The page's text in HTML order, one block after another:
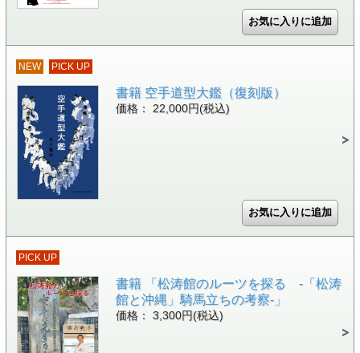
NEW PICK UP
書籍 空手道型大鑑（復刻版）
価格： 22,000円(税込)
PICK UP
書籍 「松涛館のルーツを探る -「松涛
館と沖縄」騎馬立ちの考察-」
価格： 3,300円(税込)